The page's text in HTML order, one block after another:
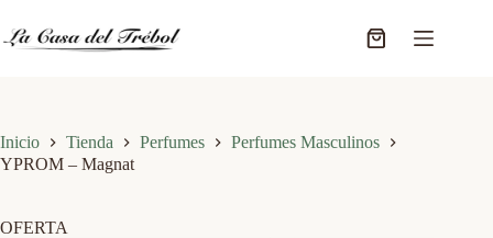
contenido
Carro
Inicio Tienda Perfumes
Perfumes Masculinos
YPROM – Magnat
OFERTA